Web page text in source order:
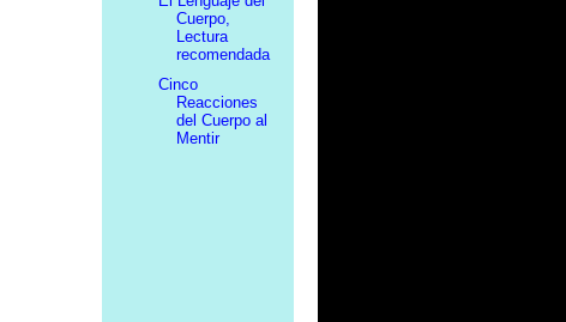
Cuerpo,
Lectura
recomendada
Cinco
Reacciones
del Cuerpo al
Mentir